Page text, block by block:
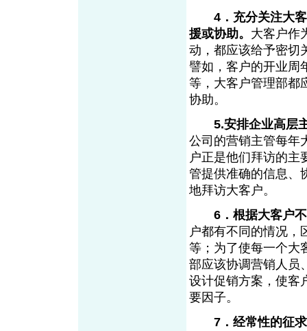
4．充分关注大
援或协助。 大客户作
动，都应该给予密
譬如，客户的开业周
等，大客户管理部都
协助。
5.安排企业高层
公司的营销主管每年
户正是他们拜访的主
管提供准确的信息、
地拜访大客户。
6．根据大客户
户都有不同的情况，
等；为了使每一个大
部应该协调营销人员
设计促销方案，使客
要因子。
7．经常性的征